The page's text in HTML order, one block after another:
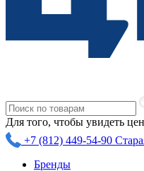
Для того, чтобы увидеть
+7 (812) 449-54-90
Бренды